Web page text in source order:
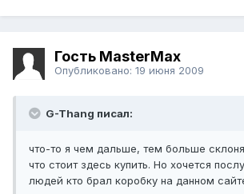
Гость MasterMax
Опубликовано: 19 июня 2009
G-Thang писал:
что-то я чем дальше, тем больше
что стоит здесь купить. Но хочется
людей кто брал коробку на данном